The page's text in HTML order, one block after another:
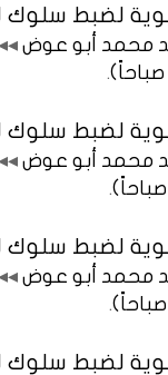
محمد أبو عوض
.
محمد أبو عوض
.
محمد أبو عوض
.